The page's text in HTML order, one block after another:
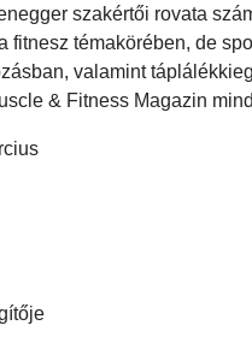
szakértői rovata
fitnesz témakörében, de
valamint
& Fitness Magazin